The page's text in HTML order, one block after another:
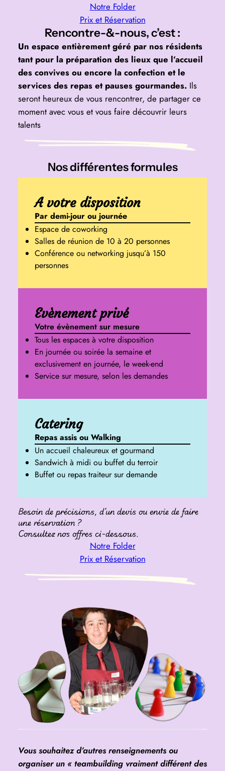
Notre Folder
Prix et Réservation
Rencontre-&-nous, c’est :
Un espace entièrement géré par nos résidents
tant pour la préparation des lieux que l’accueil
des convives ou encore la confection et le
services des repas et pauses gourmandes. Ils
seront heureux de vous rencontrer, de partager ce
moment avec vous et vous faire découvrir leurs
talents
Nos différentes formules
A votre disposition
Par demi-jour ou journée
Espace de coworking
Salles de réunion de 10 à 20 personnes
Conférence ou networking jusqu’à 150
personnes
Evènementprivé
Votre évènement sur mesure
Tous les espaces à votre disposition
En journée ou soirée la semaine et
exclusivement en journée, le week-end
Service sur mesure, selon les demandes
Catering
Repas assis ou Walking
Un accueil chaleureux et gourmand
Sandwich à midi ou buffet du terroir
Buffet ou repas traiteur sur demande
Besoin de précisions, d’un devis ou envie de faire
une réservation ?
Consultez nos offres ci-dessous.
Notre Folder
Prix et Réservation
Vous souhaitez d’autres renseignements ou
organiser un « teambuilding vraiment différent des